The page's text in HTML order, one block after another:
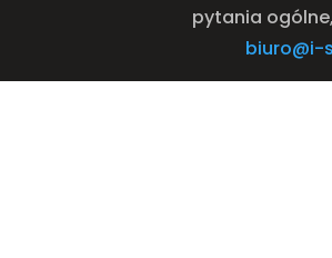
pytania
biuro@i-